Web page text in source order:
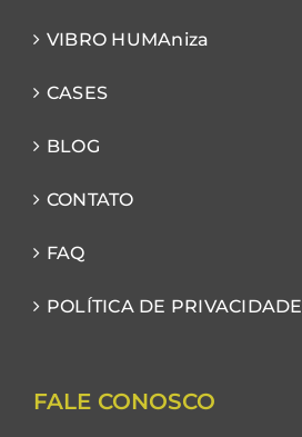
VIBRO HUMAniza
CASES
BLOG
CONTATO
FAQ
POLÍTICA DE PRIVACIDADE
FALE CONOSCO